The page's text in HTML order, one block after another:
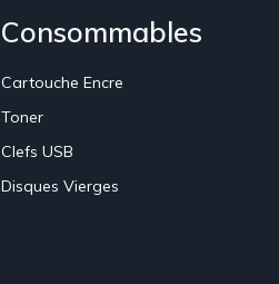
Consommables
Cartouche Encre
Toner
Clefs USB
Disques Vierges